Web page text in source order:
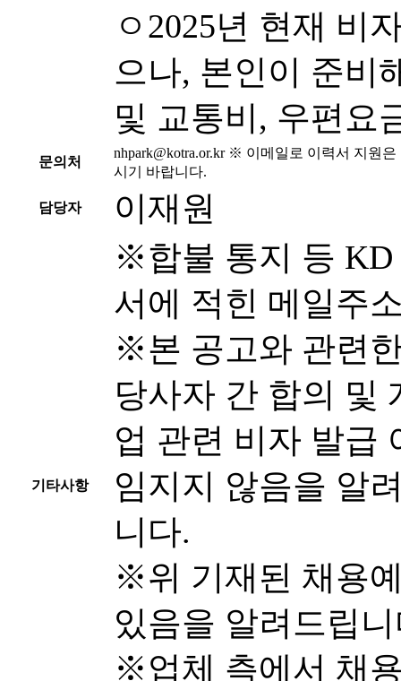
ㅇ2025년 현재 비
으나, 본인이 준비
및 교통비, 우편요
문의처
nhpark@kotra.or.kr ※ 이메일로 이력서 지원은
시기 바랍니다.
담당자 이재원
기타사항
※합불 통지 등 KD
서에 적힌 메일주
※본 공고와 관련
당사자 간 합의 및
업 관련 비자 발급
임지지 않음을 알
니다.
※위 기재된 채용
있음을 알려드립
※업체 측에서 채